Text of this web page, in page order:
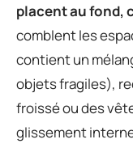
placent au fond,
comblent les
contient un
objets fragiles),
froissé ou des
glissement